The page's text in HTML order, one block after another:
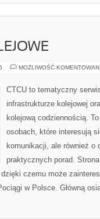
MOŻLIWOŚĆ
CTCU to tematyczny
infrastrukturze kolejowej
kolejową codziennością.
osobach, które interesują
komunikacji, ale również
praktycznych porad.
czemu może
w Polsce. Główną